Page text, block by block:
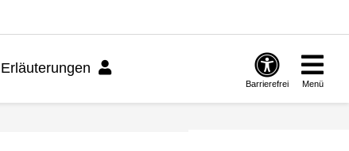
Erläuterungen
Barrierefrei Menü